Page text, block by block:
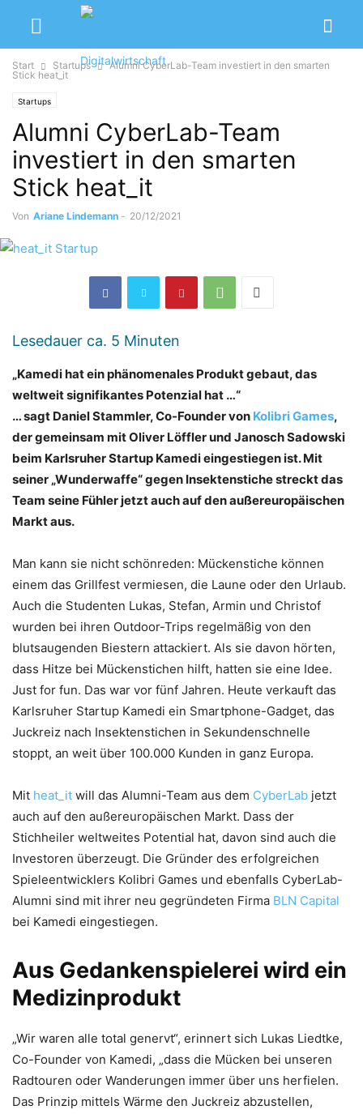
Start Startups
Alumni CyberLab-Team investiert in den smarten
Stick heat_it
Startups
Alumni CyberLab-Team
investiert in den smarten
Stick heat_it
Von Ariane Lindemann - 20/12/2021
Lesedauer ca. 5 Minuten
„Kamedi hat ein phänomenales Produkt gebaut, das
weltweit signifikantes Potenzial hat …“
… sagt Daniel Stammler, Co-Founder von Kolibri Games,
der gemeinsam mit Oliver Löffler und Janosch Sadowski
beim Karlsruher Startup Kamedi eingestiegen ist. Mit
seiner „Wunderwaffe“ gegen Insektenstiche streckt das
Team seine Fühler jetzt auch auf den außereuropäischen
Markt aus.
Man kann sie nicht schönreden: Mückenstiche können
einem das Grillfest vermiesen, die Laune oder den Urlaub.
Auch die Studenten Lukas, Stefan, Armin und Christof
wurden bei ihren Outdoor-Trips regelmäßig von den
blutsaugenden Biestern attackiert. Als sie davon hörten,
dass Hitze bei Mückenstichen hilft, hatten sie eine Idee.
Just for fun. Das war vor fünf Jahren. Heute verkauft das
Karlsruher Startup Kamedi ein Smartphone-Gadget, das
Juckreiz nach Insektenstichen in Sekundenschnelle
stoppt, an weit über 100.000 Kunden in ganz Europa.
Mit heat_it will das Alumni-Team aus dem CyberLab jetzt
auch auf den außereuropäischen Markt. Dass der
Stichheiler weltweites Potential hat, davon sind auch die
Investoren überzeugt. Die Gründer des erfolgreichen
Spieleentwicklers Kolibri Games und ebenfalls CyberLab-
Alumni sind mit ihrer neu gegründeten Firma BLN Capital
bei Kamedi eingestiegen.
Aus Gedankenspielerei wird ein
Medizinprodukt
„Wir waren alle total genervt“, erinnert sich Lukas Liedtke,
Co-Founder von Kamedi, „dass die Mücken bei unseren
Radtouren oder Wanderungen immer über uns herfielen.
Das Prinzip mittels Wärme den Juckreiz abzustellen,